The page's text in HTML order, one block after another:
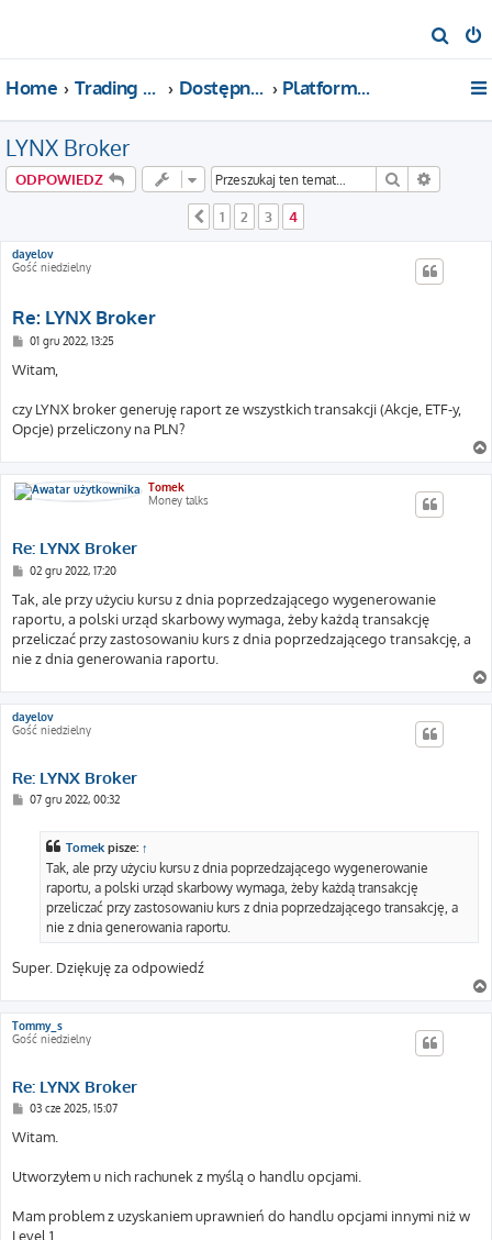
z
Home Trading For a Living Dostępne kategorie Platformy i brokerzy
LYNX Broker
ODPOWIEDZ Szukaj
Poprzednia
1 2 3 4
dayelov
Gość niedzielny
Re: LYNX Broker
P
s
t
01 gru 2022, 13:25
Witam,
czy LYNX broker generuję raport ze wszystkich transakcji (Akcje, ETF-y,
Opcje) przeliczony na PLN?
Tomek
Money talks
Re: LYNX Broker
P
s
t
02 gru 2022, 17:20
Tak, ale przy użyciu kursu z dnia poprzedzającego wygenerowanie
raportu, a polski urząd skarbowy wymaga, żeby każdą transakcję
przeliczać przy zastosowaniu kurs z dnia poprzedzającego transakcję, a
nie z dnia generowania raportu.
dayelov
Gość niedzielny
Re: LYNX Broker
P07 gru 2022, 00:32
Tomek pisze: ↑
Tak, ale przy użyciu kursu z dnia poprzedzającego wygenerowanie
raportu, a polski urząd skarbowy wymaga, żeby każdą transakcję
przeliczać przy zastosowaniu kurs z dnia poprzedzającego transakcję, a
nie z dnia generowania raportu.
Super. Dziękuję za odpowiedź
Tommy_s
Gość niedzielny
Re: LYNX Broker
P
s
03 cze 2025, 15:07
Witam.
Utworzyłem u nich rachunek z myślą o handlu opcjami.
Mam problem z uzyskaniem uprawnień do handlu opcjami innymi niż w
Level 1.